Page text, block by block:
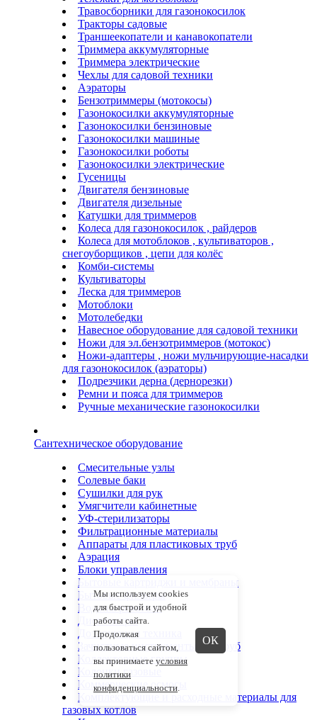
Травосборники для газонокосилок
Тракторы садовые
Траншеекопатели и канавокопатели
Триммера аккумуляторные
Триммера электрические
Чехлы для садовой техники
Аэраторы
Бензотриммеры (мотокосы)
Газонокосилки аккумуляторные
Газонокосилки бензиновые
Газонокосилки машиные
Газонокосилки роботы
Газонокосилки электрические
Гусеницы
Двигателя бензиновые
Двигателя дизельные
Катушки для триммеров
Колеса для газонокосилок , райдеров
Колеса для мотоблоков , культиваторов ,
снегоуборщиков , цепи для колёс
Комби-системы
Культиваторы
Леска для триммеров
Мотоблоки
Мотолебедки
Навесное оборудование для садовой техники
Ножи для эл.бензотриммеров (мотокос)
Ножи-адаптеры , ножи мульчирующие-насадки
для газонокосилок (аэраторы)
Подрезчики дерна (дернорезки)
Ремни и пояса для триммеров
Ручные механические газонокосилки
Сантехническое оборудование
Смесительные узлы
Солевые баки
Сушилки для рук
Умягчители кабинетные
УФ-стерилизаторы
Фильтрационные материалы
Аппараты для пластиковых труб
Аэрация
Блоки управления
Бытовые картриджи и мембраны
Бытовые фильтры
Водонагреватели
Диспенсеры
Дозирующая техника
Зачистные инструменты для труб
Коллекторные группы
Колонки газовые
Коммерческие осмосы
Комплектующие и расходные материалы для
газовых котлов
Мы используем cookies
для быстрой и удобной
работы сайта.
Продолжая
пользоваться сайтом,
вы принимаете условия
политики
конфиденциальности.
ОК